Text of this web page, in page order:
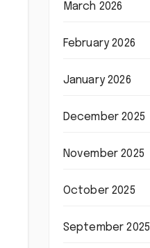
March 2026
February 2026
January 2026
December 2025
November 2025
October 2025
September 2025